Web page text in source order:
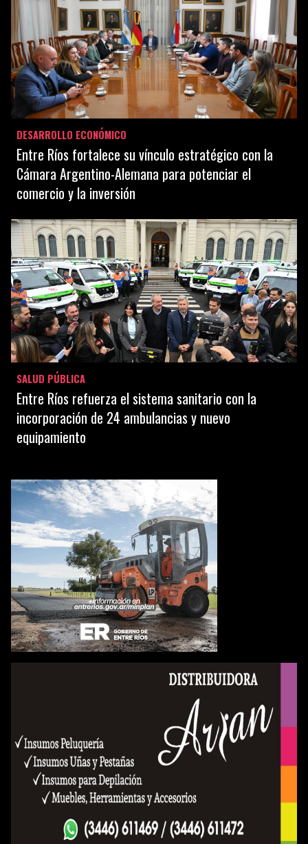
DESARROLLO ECONÓMICO
Entre Ríos fortalece su vínculo estratégico con la
Cámara Argentino-Alemana para potenciar el
comercio y la inversión
SALUD PÚBLICA
Entre Ríos refuerza el sistema sanitario con la
incorporación de 24 ambulancias y nuevo
equipamiento